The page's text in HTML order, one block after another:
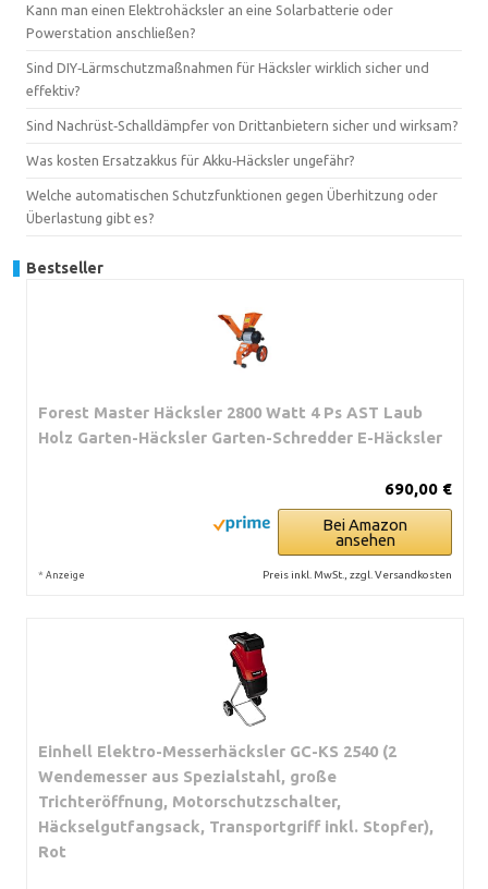
Kann man einen Elektrohäcksler an eine Solarbatterie oder
Powerstation anschließen?
Sind DIY‑Lärmschutzmaßnahmen für Häcksler wirklich sicher und
effektiv?
Sind Nachrüst‑Schalldämpfer von Drittanbietern sicher und wirksam?
Was kosten Ersatzakkus für Akku‑Häcksler ungefähr?
Welche automatischen Schutzfunktionen gegen Überhitzung oder
Überlastung gibt es?
Bestseller
Forest Master Häcksler 2800 Watt 4 Ps AST Laub
Holz Garten-Häcksler Garten-Schredder E-Häcksler
690,00 €
Bei Amazon
ansehen
* Anzeige Preis inkl. MwSt., zzgl. Versandkosten
Einhell Elektro-Messerhäcksler GC-KS 2540 (2
Wendemesser aus Spezialstahl, große
Trichteröffnung, Motorschutzschalter,
Häckselgutfangsack, Transportgriff inkl. Stopfer),
Rot